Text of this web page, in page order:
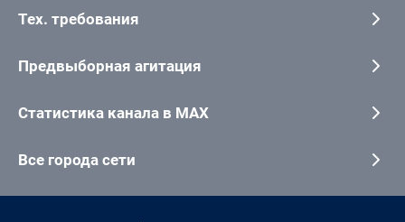
Тех. требования
Предвыборная агитация
Статистика канала в MAX
Все города сети